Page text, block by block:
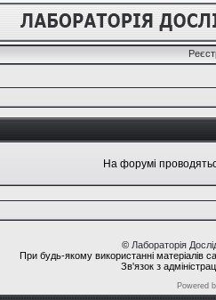
На форумі
© Лабораторія
При будь-якому використанні матеріалів
Зв'язок з
Powered